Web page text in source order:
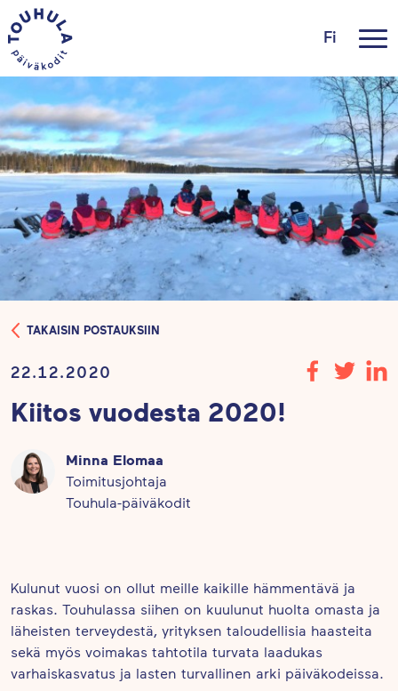
Fi
TAKAISIN POSTAUKSIIN
22.12.2020
Kiitos vuodesta 2020!
Minna Elomaa
Toimitusjohtaja
Touhula-päiväkodit
Kulunut vuosi on ollut meille kaikille hämmentävä ja
raskas. Touhulassa siihen on kuulunut huolta omasta ja
läheisten terveydestä, yrityksen taloudellisia haasteita
sekä myös voimakas tahtotila turvata laadukas
varhaiskasvatus ja lasten turvallinen arki päiväkodeissa.